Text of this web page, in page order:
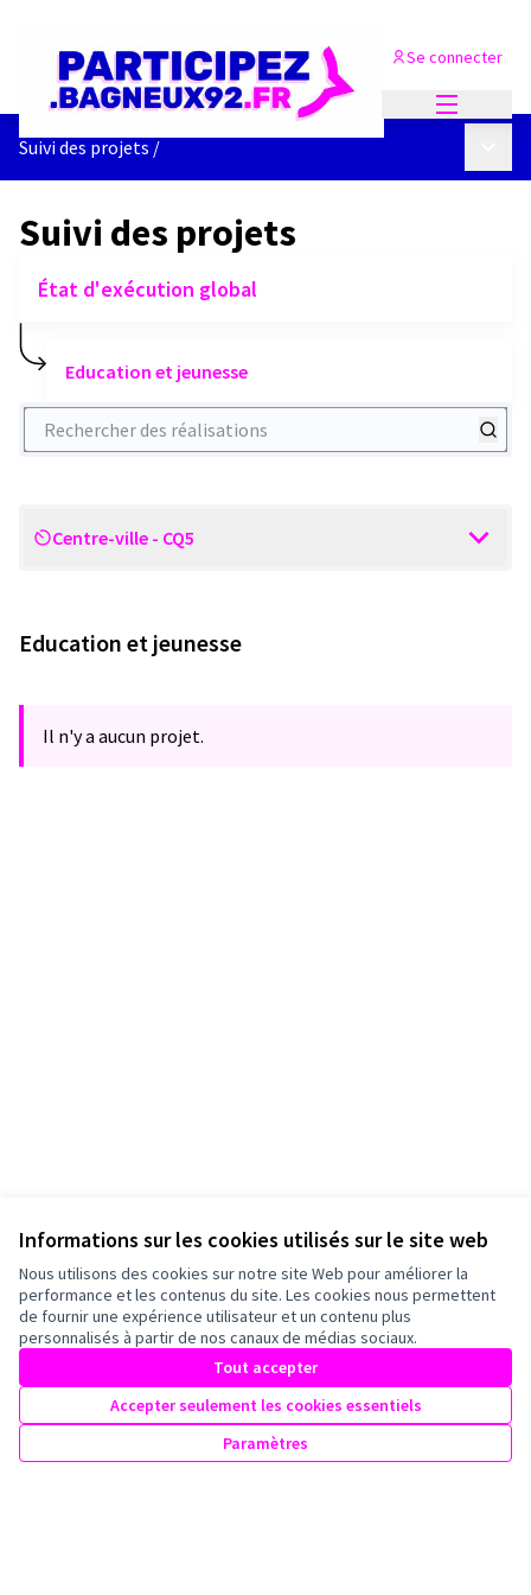
Informations sur les cookies utilisés sur le site web
Nous utilisons des cookies sur notre site Web pour améliorer la
performance et les contenus du site. Les cookies nous permettent
de fournir une expérience utilisateur et un contenu plus
personnalisés à partir de nos canaux de médias sociaux.
Tout accepter
Accepter seulement les cookies essentiels
Paramètres
Se connecter
Suivi des projets /
Suivi des projets
État d'exécution global
Education et jeunesse
Rechercher des réalisations
Scope
Centre-ville - CQ5
Education et jeunesse
Il n'y a aucun projet.